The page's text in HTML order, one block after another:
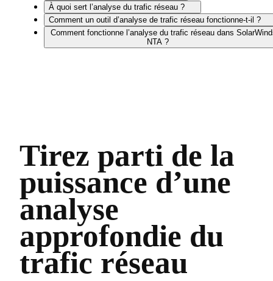
À quoi sert l’analyse du trafic réseau ?
Comment un outil d’analyse de trafic réseau fonctionne-t-il ?
Comment fonctionne l’analyse du trafic réseau dans
NTA ?
Tirez parti de la
puissance d’une
analyse
approfondie du
trafic réseau